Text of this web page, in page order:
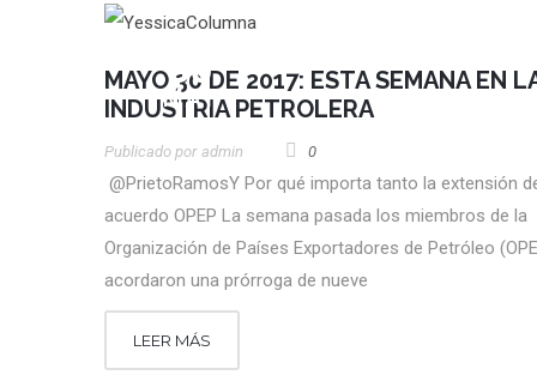
30
MAY
MAYO 30 DE 2017: ESTA SEMANA EN
INDUSTRIA PETROLERA
Publicado por Admin 0
@PrietoRamosY Por qué importa tanto la extensión
acuerdo OPEP La semana pasada los miembros de la
Organización de Países Exportadores de Petróleo
acordaron una prórroga de nueve
LEER MÁS